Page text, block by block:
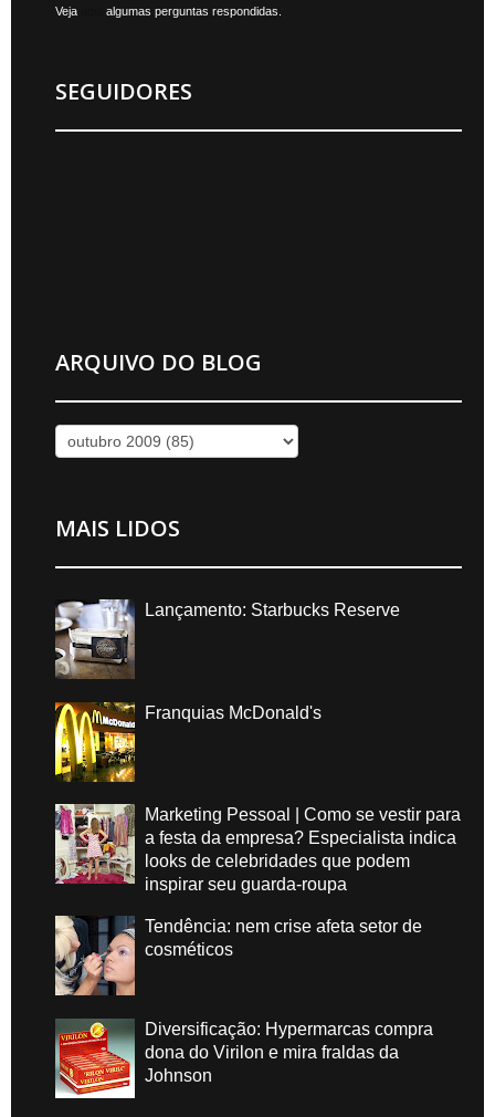
Veja
algumas perguntas respondidas.
SEGUIDORES
ARQUIVO DO BLOG
MAIS LIDOS
Lançamento: Starbucks Reserve
Franquias McDonald's
Marketing Pessoal | Como se vestir para
a festa da empresa? Especialista indica
looks de celebridades que podem
inspirar seu guarda-roupa
Tendência: nem crise afeta setor de
cosméticos
Diversificação: Hypermarcas compra
dona do Virilon e mira fraldas da
Johnson